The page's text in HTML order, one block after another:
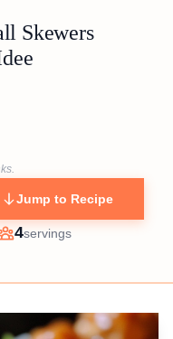
Skewers
Jump to Recipe
Servings
4servings